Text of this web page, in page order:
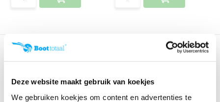
Deze website maakt gebruik van koekjes
We gebruiken koekjes om content en advertenties te